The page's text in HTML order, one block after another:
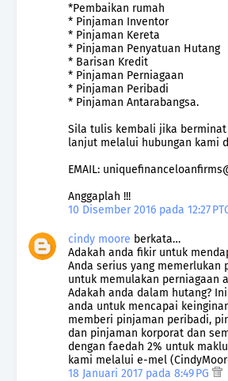
*Pembaikan rumah
* Pinjaman Inventor
* Pinjaman Kereta
* Pinjaman Penyatuan Hutang
* Barisan Kredit
* Pinjaman Perniagaan
* Pinjaman Peribadi
* Pinjaman Antarabangsa.
Sila tulis kembali jika
lanjut melalui hubungan kami
EMAIL:
Anggaplah !!!
10 Disember 2016 pada 12:27
cindy moore berkata…
Adakah anda fikir untuk
Anda serius yang memerlukan
untuk memulakan perniagaan
Adakah anda dalam hutang?
anda untuk mencapai
memberi pinjaman peribadi,
dan pinjaman korporat dan
dengan faedah 2% untuk
kami melalui e-mel
18 Januari 2017 pada 8:49 PG